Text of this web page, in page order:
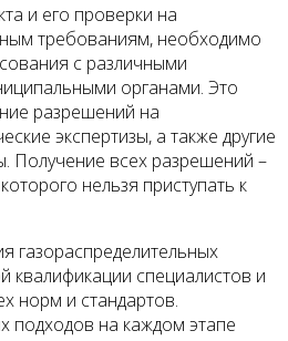
и его проверки на
требованиям, необходимо
с различными
органами. Это
разрешений на
экспертизы, а также другие
Получение всех разрешений –
нельзя приступать к
газораспределительных
квалификации специалистов и
норм и стандартов.
подходов на каждом этапе